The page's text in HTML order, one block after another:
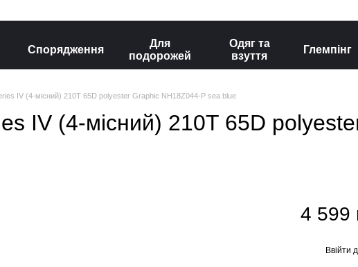
Спорядження
Для
подорожей
Одяг та
взуття
Глемпінг
IV (4-місний) 210T 65D polyester Graphic NH18Z044-P sea blue
IV (4-місний) 210T 65D
4 599
Ввійти